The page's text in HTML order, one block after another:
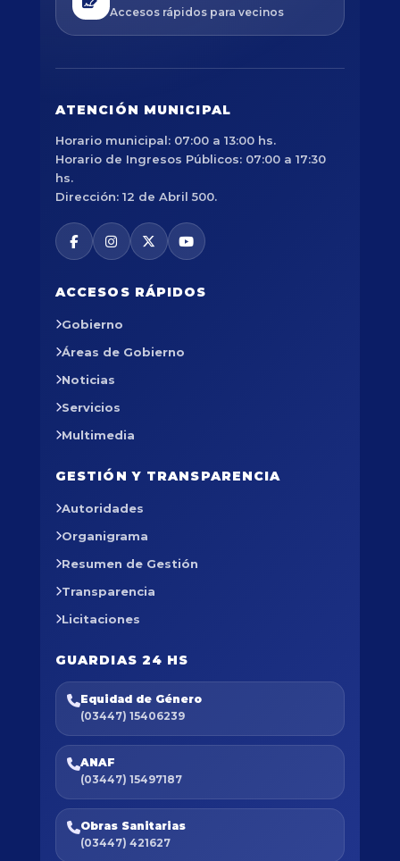
Accesos rápidos para vecinos
ATENCIÓN MUNICIPAL
Horario municipal: 07:00 a 13:00 hs.
Horario de Ingresos Públicos: 07:00 a 17:30
hs.
Dirección: 12 de Abril 500.
ACCESOS RÁPIDOS
Gobierno
Áreas de Gobierno
Noticias
Servicios
Multimedia
GESTIÓN Y TRANSPARENCIA
Autoridades
Organigrama
Resumen de Gestión
Transparencia
Licitaciones
GUARDIAS 24 HS
Equidad de Género
(03447) 15406239
ANAF
(03447) 15497187
Obras Sanitarias
(03447) 421627